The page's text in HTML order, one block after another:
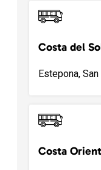
Costa del
Estepona,
Costa